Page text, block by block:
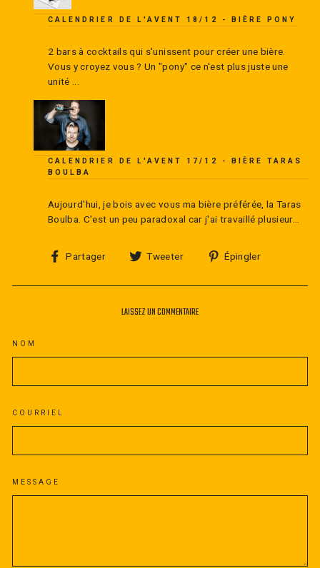
CALENDRIER DE L'AVENT 18/12 - BIÈRE PONY
2 bars à cocktails qui s'unissent pour créer une bière.
Vous y croyez vous ? Un "pony" ce n'est plus juste une
unité ...
CALENDRIER DE L'AVENT 17/12 - BIÈRE TARAS
BOULBA
Aujourd'hui, je bois avec vous ma bière préférée, la Taras
Boulba. C'est un peu paradoxal car j'ai travaillé plusieur...
Partager
Partager
Facebook
Tweeter
Tweeter
Twitter
Épingler
Pinterest
LAISSEZ UN COMMENTAIRE
NOM
COURRIEL
MESSAGE